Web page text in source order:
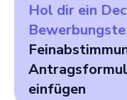
Hol dir ein
einfügen